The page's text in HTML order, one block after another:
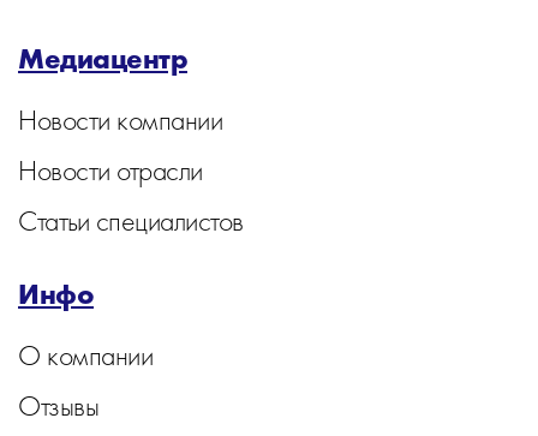
Медиацентр
Новости компании
Новости отрасли
Статьи специалистов
Инфо
О компании
Отзывы